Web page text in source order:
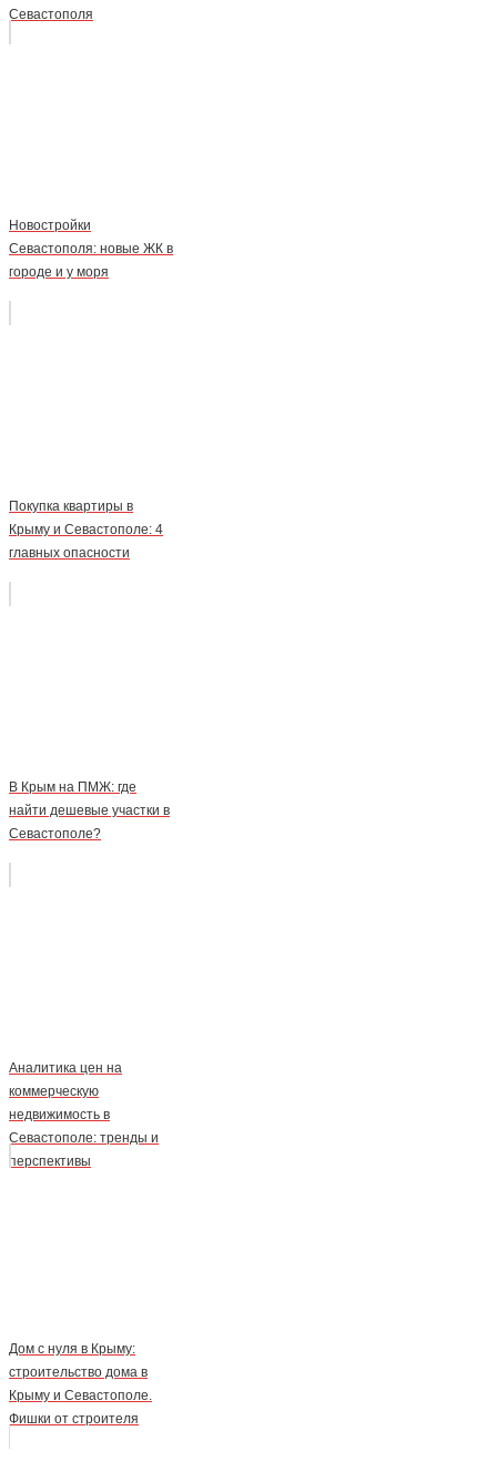
Севастополя
Новостройки
Севастополя: новые ЖК в
городе и у моря
Покупка квартиры в
Крыму и Севастополе: 4
главных опасности
В Крым на ПМЖ: где
найти дешевые участки в
Севастополе?
Аналитика цен на
коммерческую
недвижимость в
Севастополе: тренды и
перспективы
Дом с нуля в Крыму:
строительство дома в
Крыму и Севастополе.
Фишки от строителя